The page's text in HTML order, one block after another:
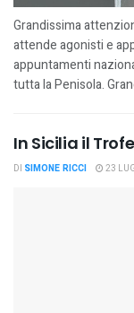
Grandissima
attende agonisti e
appuntamenti
tutta la Penisola.
In Sicilia il
DI SIMONE RICCI 23